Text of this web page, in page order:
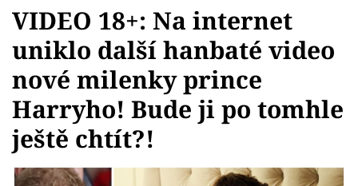
Témata
Showbyznys
Youtubeři
Virály
VIDEO 18+: Na internet
uniklo další hanbaté video
nové milenky prince
Harryho! Bude ji po tomhle
ještě chtít?!